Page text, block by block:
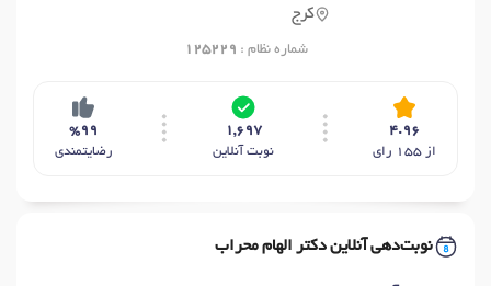
کرج
شماره نظام : 125229
4.96
از 155 رای
1,697
نوبت آنلاین
%99
رضایتمندی
نوبت‌دهی آنلاین دکتر الهام محراب